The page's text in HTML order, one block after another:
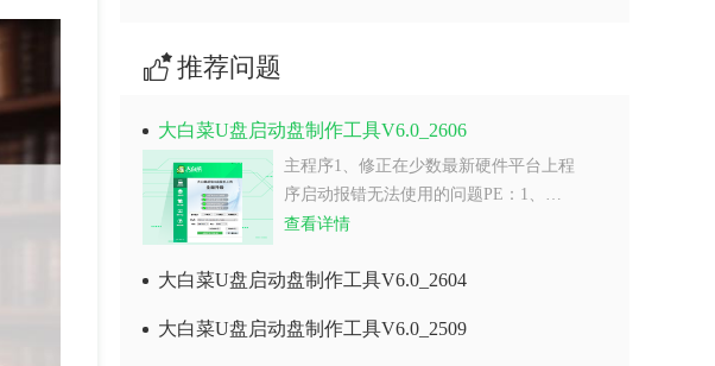
推荐问题
大白菜U盘启动盘制作工具V6.0_2606
主程序1、修正在少数最新硬件平台上程
序启动报错无法使用的问题PE：1、…
查看详情
大白菜U盘启动盘制作工具V6.0_2604
大白菜U盘启动盘制作工具V6.0_2509